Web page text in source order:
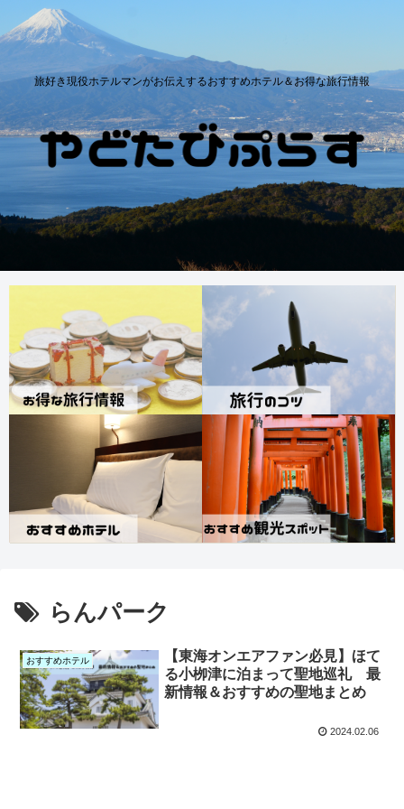
旅好き現役ホテルマンがお伝えするおすすめホテル＆お得な旅行情報
らんパーク
おすすめホテル
【東海オンエアファン必見】ほて
る小栁津に泊まって聖地巡礼 最
新情報＆おすすめの聖地まとめ
2024.02.06